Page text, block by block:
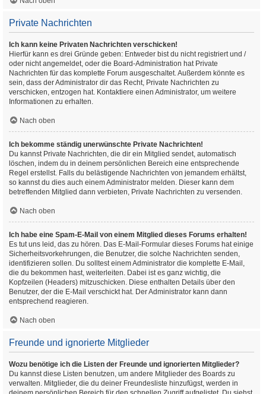
Private Nachrichten
Ich kann keine Privaten Nachrichten verschicken!
Hierfür kann es drei Gründe geben: Entweder bist du nicht registriert und /
oder nicht angemeldet, oder die Board-Administration hat Private
Nachrichten für das komplette Forum ausgeschaltet. Außerdem könnte es
sein, dass der Administrator dir das Recht, Private Nachrichten zu
verschicken, entzogen hat. Kontaktiere einen Administrator, um weitere
Informationen zu erhalten.
Nach oben
Ich bekomme ständig unerwünschte Private Nachrichten!
Du kannst Private Nachrichten, die dir ein Mitglied sendet, automatisch
löschen, indem du in deinem persönlichen Bereich eine entsprechende
Regel erstellst. Falls du belästigende Nachrichten von jemandem erhältst,
so kannst du dies auch einem Administrator melden. Dieser kann dem
betreffenden Mitglied dann verbieten, Private Nachrichten zu versenden.
Nach oben
Ich habe eine Spam-E-Mail von einem Mitglied dieses Forums erhalten!
Es tut uns leid, das zu hören. Das E-Mail-Formular dieses Forums hat einige
Sicherheitsvorkehrungen, die Benutzer, die solche Nachrichten senden,
identifizieren sollen. Du solltest einem Administrator die komplette E-Mail,
die du bekommen hast, weiterleiten. Dabei ist es ganz wichtig, die
Kopfzeilen (Headers) mitzuschicken. Diese enthalten Details über den
Benutzer, der die E-Mail verschickt hat. Der Administrator kann dann
entsprechend reagieren.
Nach oben
Freunde und ignorierte Mitglieder
Wozu benötige ich die Listen der Freunde und ignorierten Mitglieder?
Du kannst diese Listen benutzen, um andere Mitglieder des Boards zu
verwalten. Mitglieder, die du deiner Freundesliste hinzufügst, werden in